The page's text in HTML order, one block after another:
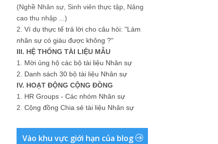
(Nghề Nhân sự, Sinh viên thực tập, Nâng
cao thu nhập ...)
2. Ví dụ thực tế trả lời cho câu hỏi: "Làm
nhân sự có giàu được không ?"
III. HỆ THỐNG TÀI LIỆU MẪU
1. Mời ủng hộ các bộ tài liệu Nhân sự
2. Danh sách 30 bộ tài liệu Nhân sự
IV. HOẠT ĐỘNG CỘNG ĐỒNG
1. HR Groups - Các nhóm Nhân sự
2. Cộng đồng Chia sẻ tài liệu Nhân sự
Vào khu vực giới hạn của blog